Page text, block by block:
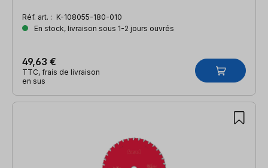
Réf. art. : K-108055-180-010
En stock, livraison sous 1-2 jours ouvrés
49,63 €
TTC, frais de livraison
en sus